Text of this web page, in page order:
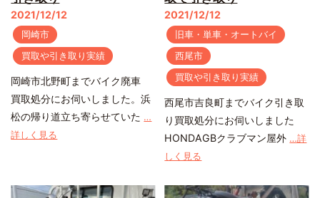
2021/12/12
岡崎市
買取や引き取り実績
岡崎市北野町までバイク廃車
買取処分にお伺いしました。浜
松の帰り道立ち寄らせていた …
詳しく見る
2021/12/12
旧車・単車・オートバイ
西尾市
買取や引き取り実績
西尾市吉良町までバイク引き取
り買取処分にお伺いしました
HONDAGBクラブマン屋外 …詳
しく見る